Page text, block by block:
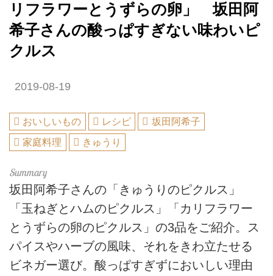
リフラワーとうずらの卵」 坂田阿
希子さんの酸っぱすぎない味わいピ
クルス
2019-08-19
おいしいもの レシピ
坂田阿希子
家庭料理
きゅうり
坂田阿希子さんの「きゅうりのピクルス」
「玉ねぎとハムのピクルス」「カリフラワー
とうずらの卵のピクルス」の3品をご紹介。ス
パイスやハーブの風味、それをきわ立たせる
ビネガー選び。酸っぱすぎずにおいしい理由